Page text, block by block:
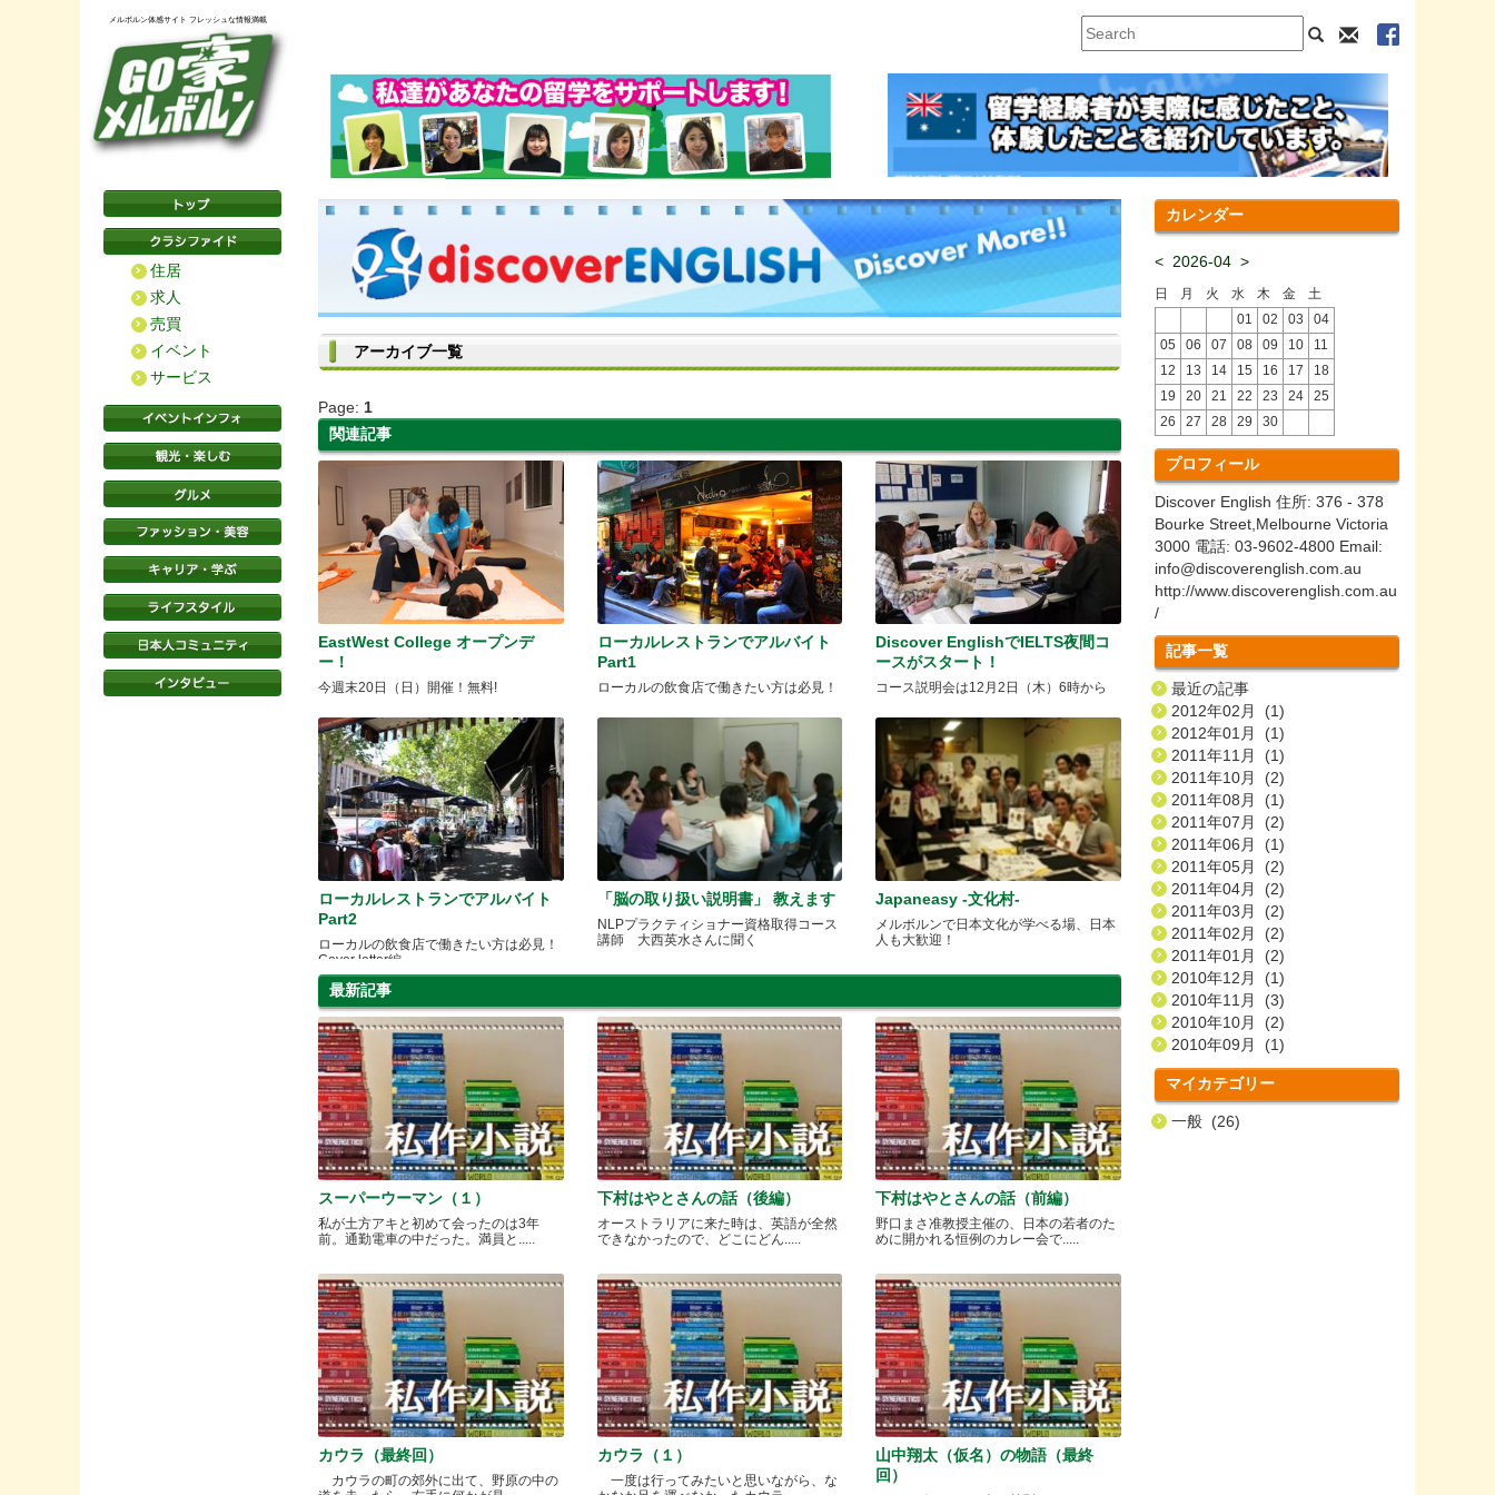
メルボルン体感サイト フレッシュな情報満載
住居
求人
売買
イベント
サービス
アーカイブ一覧
Page:1
関連記事
EastWest College オープンデ
ー！
今週末20日（日）開催！無料!
ローカルレストランでアルバイト
Part1
ローカルの飲食店で働きたい方は必見！
Discover EnglishでIELTS夜間コ
ースがスタート！
コース説明会は12月2日（木）6時から
ローカルレストランでアルバイト
Part2
ローカルの飲食店で働きたい方は必見！
Cover letter編
「脳の取り扱い説明書」 教えます
NLPプラクティショナー資格取得コース
講師 大西英水さんに聞く
Japaneasy -文化村-
メルボルンで日本文化が学べる場、日本
人も大歓迎！
最新記事
スーパーウーマン（１）
私が土方アキと初めて会ったのは3年
前。通勤電車の中だった。満員と.....
下村はやとさんの話（後編）
オーストラリアに来た時は、英語が全然
できなかったので、どこにどん.....
下村はやとさんの話（前編）
野口まさ准教授主催の、日本の若者のた
めに開かれる恒例のカレー会で.....
カウラ（最終回）
カウラの町の郊外に出て、野原の中の
カウラ（１）
一度は行ってみたいと思いながら、な
山中翔太（仮名）の物語（最終
回）
カレンダー
< 2026-04 >
日 月 火 水 木 金
土
01
02 03
04
05
06 07 08 09 10
11
12
13 14 15 16 17
18
19
20 21 22 23 24
25
26
27 28 29 30
プロフィール
Discover English 住所: 376 - 378
Bourke Street,Melbourne Victoria
3000 電話: 03-9602-4800 Email:
info@discoverenglish.com.au
http://www.discoverenglish.com.au
/
記事一覧
最近の記事
2012年02月 (1)
2012年01月 (1)
2011年11月 (1)
2011年10月 (2)
2011年08月 (1)
2011年07月 (2)
2011年06月 (1)
2011年05月 (2)
2011年04月 (2)
2011年03月 (2)
2011年02月 (2)
2011年01月 (2)
2010年12月 (1)
2010年11月 (3)
2010年10月 (2)
2010年09月 (1)
マイカテゴリー
一般 (26)